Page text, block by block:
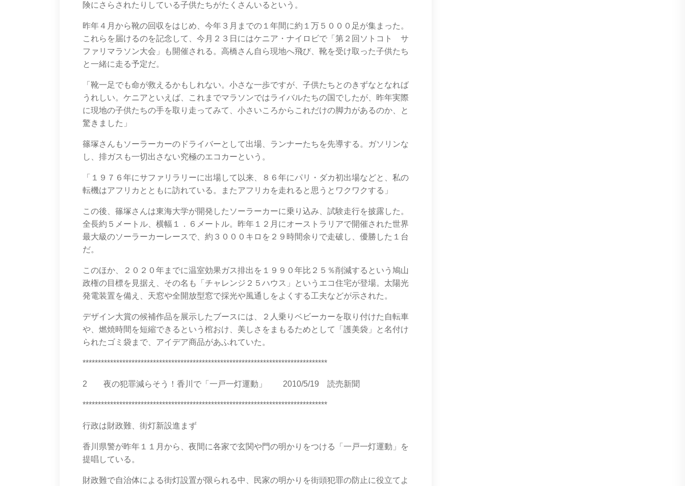
険にさらされたりしている子供たちがたくさんいるという。
昨年４月から靴の回収をはじめ、今年３月までの１年間に約１万５０００足が集まった。
これらを届けるのを記念して、今月２３日にはケニア・ナイロビで「第２回ソトコト サ
ファリマラソン大会」も開催される。高橋さん自ら現地へ飛び、靴を受け取った子供たち
と一緒に走る予定だ。
「靴一足でも命が救えるかもしれない。小さな一歩ですが、子供たちとのきずなとなれば
うれしい。ケニアといえば、これまでマラソンではライバルたちの国でしたが、昨年実際
に現地の子供たちの手を取り走ってみて、小さいころからこれだけの脚力があるのか、と
驚きました」
篠塚さんもソーラーカーのドライバーとして出場、ランナーたちを先導する。ガソリンな
し、排ガスも一切出さない究極のエコカーという。
「１９７６年にサファリラリーに出場して以来、８６年にパリ・ダカ初出場などと、私の
転機はアフリカとともに訪れている。またアフリカを走れると思うとワクワクする」
この後、篠塚さんは東海大学が開発したソーラーカーに乗り込み、試験走行を披露した。
全長約５メートル、横幅１．６メートル。昨年１２月にオーストラリアで開催された世界
最大級のソーラーカーレースで、約３０００キロを２９時間余りで走破し、優勝した１台
だ。
このほか、２０２０年までに温室効果ガス排出を１９９０年比２５％削減するという鳩山
政権の目標を見据え、その名も「チャレンジ２５ハウス」というエコ住宅が登場。太陽光
発電装置を備え、天窓や全開放型窓で採光や風通しをよくする工夫などが示された。
デザイン大賞の候補作品を展示したブースには、２人乗りベビーカーを取り付けた自転車
や、燃焼時間を短縮できるという棺おけ、美しさをまもるためとして「護美袋」と名付け
られたゴミ袋まで、アイデア商品があふれていた。
********************************************************************************
2 夜の犯罪減らそう！香川で「一戸一灯運動」 2010/5/19 読売新聞
********************************************************************************
行政は財政難、街灯新設進まず
香川県警が昨年１１月から、夜間に各家で玄関や門の明かりをつける「一戸一灯運動」を
提唱している。
財政難で自治体による街灯設置が限られる中、民家の明かりを街頭犯罪の防止に役立てよ